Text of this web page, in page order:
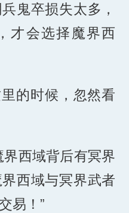
鬼卒损失太多，
才会选择魔界西
的时候，忽然看
界西域背后有冥界
西域与冥界武者
易！”